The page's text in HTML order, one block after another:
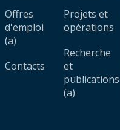
Offres
d'emploi
(a)
Contacts
Projets et
opérations
Recherche
et
publications
(a)